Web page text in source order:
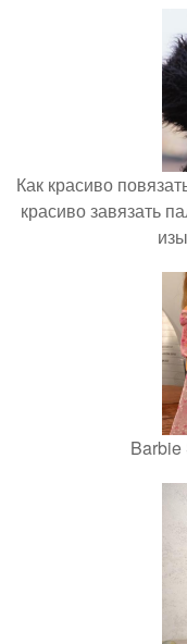
Как красиво
красиво завязать
Barbie